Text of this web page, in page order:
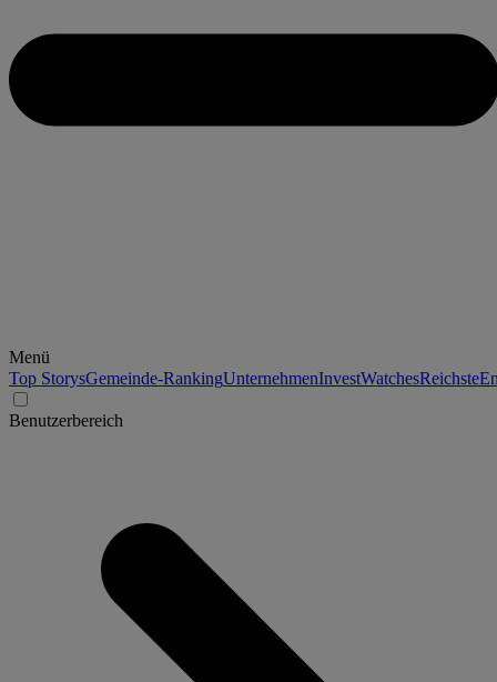
Menü
Top StorysGemeinde-RankingUnternehmenInvestWatchesReichste
Benutzerbereich